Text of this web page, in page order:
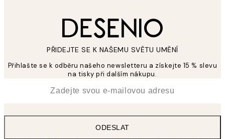
PŘIDEJTE SE K NAŠEMU SVĚTU UMĚNÍ
Přihlašte se k odběru našeho newsletteru a získejte 15 % slevu
na tisky při dalším nákupu.
ODESLAT